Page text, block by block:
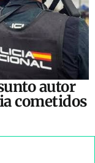
autor
cometidos